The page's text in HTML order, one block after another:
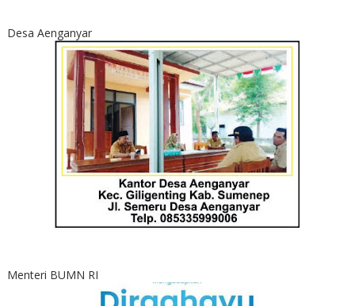
Desa Aenganyar
Menteri BUMN RI